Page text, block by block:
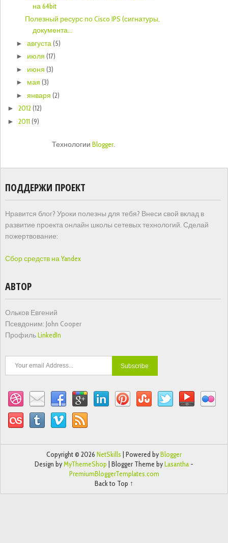
на 64bit
Полезный ресурс по Cisco IPS (сигнатуры,
документа...
►августа(5)
► июля(17)
► июня(3)
► мая(3)
►января(2)
►2012(12)
►2011(9)
ТехнологииBlogger.
ПОДДЕРЖИ ПРОЕКТ
Нравится блог? Уроки полезны для тебя? Внеси свой вклад в
развитие проекта онлайн школы сетевых технологий. Сделай
пожертвование:
Сбор средств на Yandex
АВТОР
Ольков Евгений
Псевдоним: John Cooper
ПрофильLinkedIn
Copyright © 2026 NetSkills | Powered byBlogger
Design byMyThemeShop | Blogger Theme byLasantha -
PremiumBloggerTemplates.com
Back to Top ↑